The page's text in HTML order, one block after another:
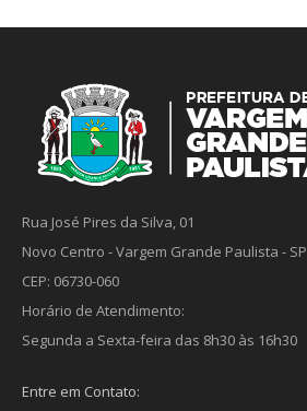
Rua José Pires da Silva, 01
Novo Centro - Vargem Grande Paulista - SP
CEP: 06730-060
Horário de Atendimento:
Segunda a Sexta-feira das 8h30 às 16h30
Entre em Contato: